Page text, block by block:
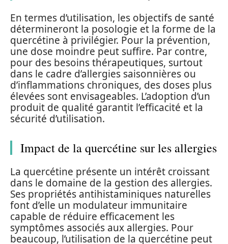
En termes d’utilisation, les objectifs de santé
détermineront la posologie et la forme de la
quercétine à privilégier. Pour la prévention,
une dose moindre peut suffire. Par contre,
pour des besoins thérapeutiques, surtout
dans le cadre d’allergies saisonnières ou
d’inflammations chroniques, des doses plus
élevées sont envisageables. L’adoption d’un
produit de qualité garantit l’efficacité et la
sécurité d’utilisation.
Impact de la quercétine sur les allergies
La quercétine présente un intérêt croissant
dans le domaine de la gestion des allergies.
Ses propriétés antihistaminiques naturelles
font d’elle un modulateur immunitaire
capable de réduire efficacement les
symptômes associés aux allergies. Pour
beaucoup, l’utilisation de la quercétine peut